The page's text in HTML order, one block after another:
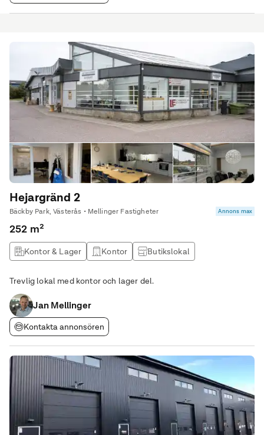
Hejargränd 2
Bäckby Park, Västerås • Mellinger Fastigheter Annons max
252 m²
Kontor & Lager Kontor
Butikslokal
Trevlig lokal med kontor och lager del.
Jan Mellinger
Kontakta annonsören